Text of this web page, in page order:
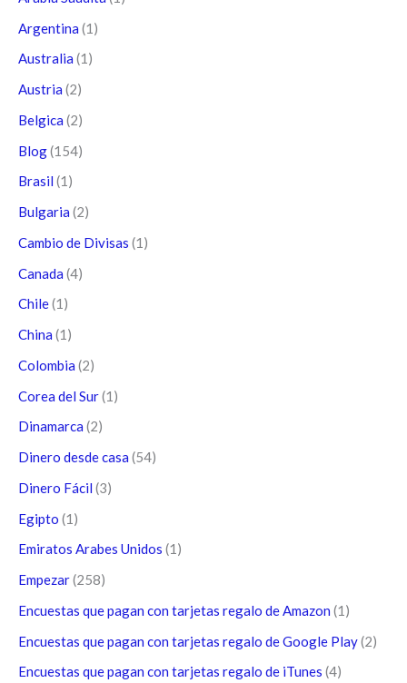
Argentina (1)
Australia (1)
Austria (2)
Belgica (2)
Blog(154)
Brasil (1)
Bulgaria (2)
Cambio de Divisas (1)
Canada (4)
Chile(1)
China (1)
Colombia (2)
Corea del Sur(1)
Dinamarca (2)
Dinero desde casa (54)
Dinero Fácil (3)
Egipto (1)
Emiratos Arabes Unidos (1)
Empezar(258)
Encuestas que pagan con tarjetas regalo de Amazon (1)
Encuestas que pagan con tarjetas regalo de Google Play(2)
Encuestas que pagan con tarjetas regalo de iTunes (4)